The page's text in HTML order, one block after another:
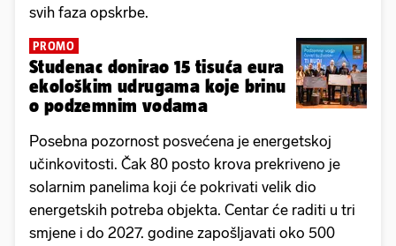
svih faza opskrbe.
PROMO
Studenac donirao 15 tisuća eura
ekološkim udrugama koje brinu
o podzemnim vodama
Posebna pozornost posvećena je energetskoj
učinkovitosti. Čak 80 posto krova prekriveno je
solarnim panelima koji će pokrivati velik dio
energetskih potreba objekta. Centar će raditi u tri
smjene i do 2027. godine zapošljavati oko 500